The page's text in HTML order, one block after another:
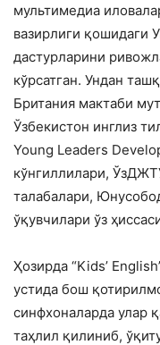
мультимедиа
вазирлиги қошидаги
дастурларини
кўрсатган. Ундан
Британия мактаби
Ўзбекистон инглиз
Young Leaders
кўнгиллилари,
талабалари,
ўқувчилари ўз
Ҳозирда “Kids’
устида бош
синфхоналарда улар
таҳлил қилиниб,